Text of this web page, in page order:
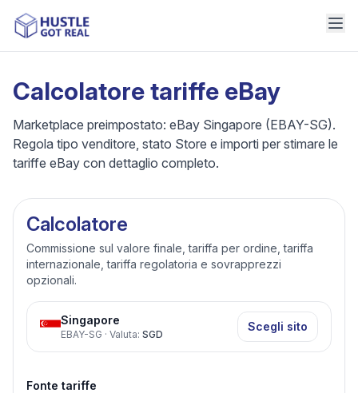
Calcolatore tariffe eBay
Marketplace preimpostato: eBay Singapore (EBAY-SG).
Regola tipo venditore, stato Store e importi per stimare le
tariffe eBay con dettaglio completo.
Calcolatore
Commissione sul valore finale, tariffa per ordine, tariffa
internazionale, tariffa regolatoria e sovrapprezzi
opzionali.
Singapore
EBAY-SG · Valuta: SGD
Scegli sito
Fonte tariffe